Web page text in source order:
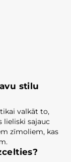
stilu
valkāt to,
lieliski sajauc
zīmoliem, kas